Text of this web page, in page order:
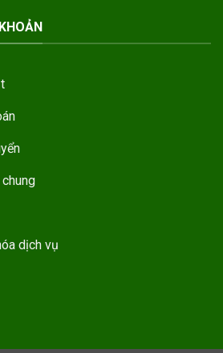
dịch vụ